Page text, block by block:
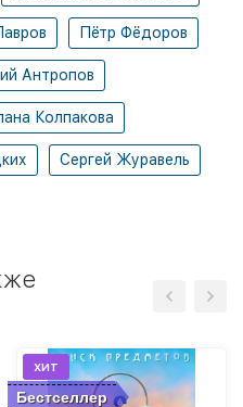
Пётр Фёдоров
Антропов
Колпакова
Сергей Журавель
Бестселлер
хит